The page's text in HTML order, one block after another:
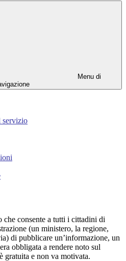
Menu di
servizio
che consente a tutti i cittadini di
(un ministero, la regione,
di pubblicare un’informazione, un
obbligata a rendere noto sul
gratuita e non va motivata.